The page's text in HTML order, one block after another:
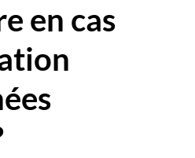
en cas